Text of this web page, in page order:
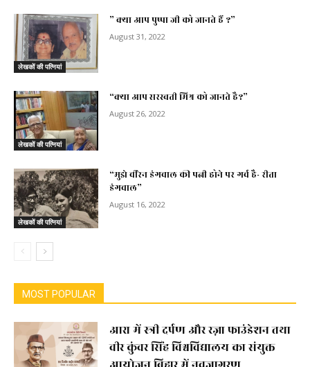
लेखकों की पत्नियां
” क्या आप पुष्पा जी को जानते हैं ?”
August 31, 2022
लेखकों की पत्नियां
“क्या आप सरस्वती मिश्र को जानते है?”
August 26, 2022
लेखकों की पत्नियां
“मुझे वीरेन डंगवाल की पत्नी होने पर गर्व है- रीता
डंगवाल”
August 16, 2022
MOST POPULAR
आरा में स्त्री दर्पण और रज़ा फाउंडेशन तथा
वीर कुंवर सिंह विश्वविद्यालय का संयुक्त